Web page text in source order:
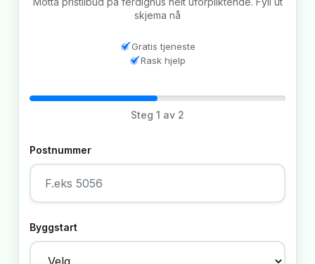
skjema nå
Gratis tjeneste
Rask hjelp
Steg 1 av 2
Postnummer
Byggstart